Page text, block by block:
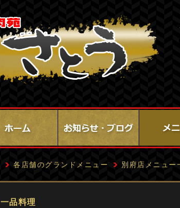
各店舗のグランドメニュー 別府店メニュー
一品料理